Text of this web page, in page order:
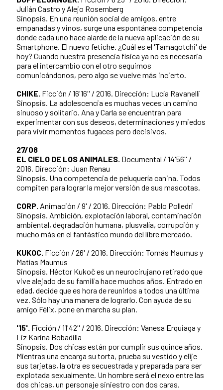
Julián Castro y Alejo Rosemberg
Sinopsis. En una reunión social de amigos, entre
empanadas y vinos, surge una espontánea competencia
donde cada uno hace alarde de la nueva aplicación de su
Smartphone. El nuevo fetiche. ¿Cuál es el 'Tamagotchi' de
hoy? Cuando nuestra presencia física ya no es necesaria
para el intercambio con el otro seguimos
comunicándonos, pero algo se vuelve más incierto.
CHIKE. Ficción / 16'16'' / 2016. Dirección: Lucía Ravanelli
Sinopsis. La adolescencia es muchas veces un camino
sinuoso y solitario. Ana y Carla se encuentran para
experimentar con sus deseos, determinaciones y miedos
para vivir momentos fugaces pero decisivos.
27/08
EL CIELO DE LOS ANIMALES. Documental / 14'56'' /
2016. Dirección: Juan Renau
Sinopsis. Una competencia de peluquería canina. Todos
compiten para lograr la mejor versión de sus mascotas.
CORP. Animación / 9' / 2016. Dirección: Pablo Polledri
Sinopsis. Ambición, explotación laboral, contaminación
ambiental, degradación humana, plusvalía, corrupción y
mucho más en el fantástico mundo del libre mercado.
KUKOC. Ficción / 26' / 2016. Dirección: Tomás Maumus y
Matías Maumus
Sinopsis. Héctor Kukoč es un neurocirujano retirado que
vive alejado de su familia hace muchos años. Entrado en
edad, decide que es hora de reunirlos a todos una última
vez. Sólo hay una manera de lograrlo. Con ayuda de su
amigo Félix, pone en marcha su plan.
'15'. Ficción / 11'42'' / 2016. Dirección: Vanesa Erquiaga y
Liz Karina Bobadilla
Sinopsis. Dos chicas están por cumplir sus quince años.
Mientras una encarga su torta, prueba su vestido y elije
sus tarjetas, la otra es secuestrada y preparada para ser
explotada sexualmente. Un hombre será el nexo entre las
dos chicas, un personaje siniestro con dos caras.